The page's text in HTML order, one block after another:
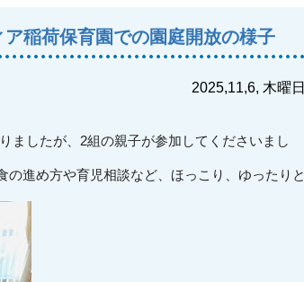
稲荷保育園での園庭開放の様子
2025,11,6, 木曜日
ましたが、2組の親子が参加してくださいまし
進め方や育児相談など、ほっこり、ゆったりと